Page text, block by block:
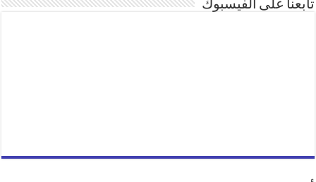
تابعنا على الفيسبوك